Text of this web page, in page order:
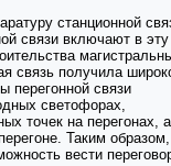
станционной
связи включают в эту
связь получила
перегонной связи
светофорах,
точек на перегонах, а
Таким образом,
вести